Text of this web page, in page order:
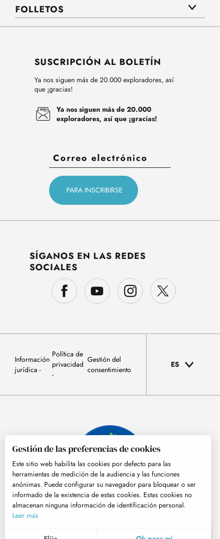
MENÚ
FOLLETOS
SUSCRIPCIÓN AL BOLETÍN
Ya nos siguen más de 20.000 exploradores, así
que ¡gracias!
Ya nos siguen más de 20.000
exploradores, así que ¡gracias!
SÍGANOS EN LAS REDES
SOCIALES
Información
jurídica
Política de
privacidad
Gestión del
consentimiento
ES
© Tourisme Hautes-Pyrénées
Gestión de las preferencias de cookies
Este sitio web habilita las cookies por defecto para las
herramientas de medición de la audiencia y las funciones
anónimas. Puede configurar su navegador para bloquear o ser
informado de la existencia de estas cookies. Estas cookies no
almacenan ninguna información de identificación personal.
Leer más